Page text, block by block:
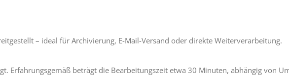
– ideal für Archivierung, E-Mail-Versand oder direkte Weiterverarbeitung.
Erfahrungsgemäß beträgt die Bearbeitungszeit etwa 30 Minuten, abhängig von